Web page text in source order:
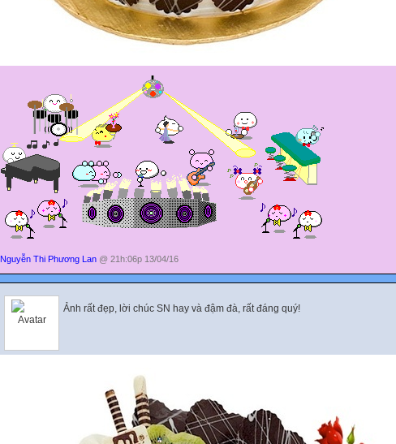
Nguyễn Thi Phương Lan @ 21h:06p 13/04/16
Ảnh rất đẹp, lời chúc SN hay và đậm đà, rất đáng quý!